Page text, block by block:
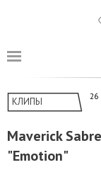
КЛИПЫ 26
Maverick
"Emotion"